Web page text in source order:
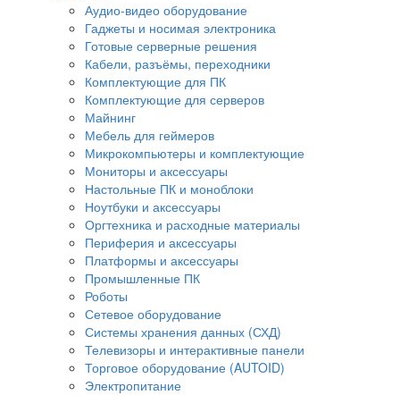
Аудио-видео оборудование
Гаджеты и носимая электроника
Готовые серверные решения
Кабели, разъёмы, переходники
Комплектующие для ПК
Комплектующие для серверов
Майнинг
Мебель для геймеров
Микрокомпьютеры и комплектующие
Мониторы и аксессуары
Настольные ПК и моноблоки
Ноутбуки и аксессуары
Оргтехника и расходные материалы
Периферия и аксессуары
Платформы и аксессуары
Промышленные ПК
Роботы
Сетевое оборудование
Системы хранения данных (СХД)
Телевизоры и интерактивные панели
Торговое оборудование (AUTOID)
Электропитание